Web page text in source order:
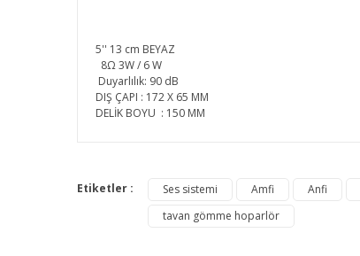
5'' 13 cm BEYAZ
8Ω 3W / 6 W
Duyarlılık: 90 dB
DIŞ ÇAPI : 172 X 65 MM
DELİK BOYU : 150 MM
Görüş ve önerileriniz için teşekkür ederiz.
Etiketler : Ses sistemi Amfi Anfi
tavan gömme hoparlör